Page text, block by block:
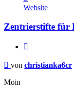
von
christianka6cr
Website
Zentrierstifte für
Beitrag
von christianka6cr
Moin